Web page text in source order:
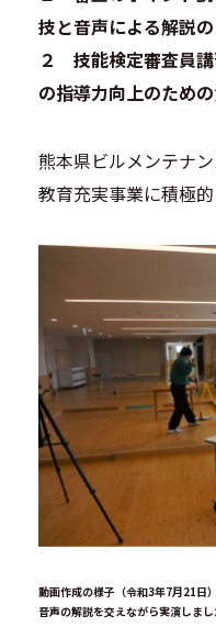
技と音声による解説の
２ 技能検定審査員
の指導力向上のための
熊本県ビルメンテナ
教育充実事業に積極的
動画作成の様子（令和3年7月21日
音声の解説を交えながら実演しまし